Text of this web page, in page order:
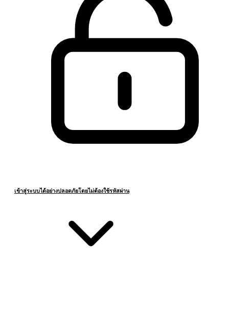
เข้าสู่ระบบได้อย่างปลอดภัยโดยไม่ต้องใช้รหัสผ่าน